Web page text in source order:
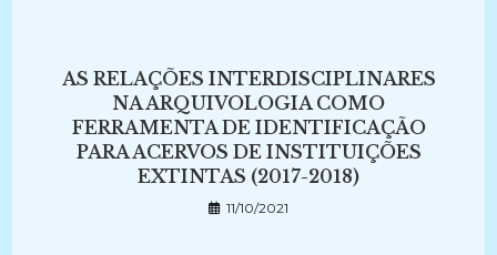
AS RELAÇÕES INTERDISCIPLINARES
NA ARQUIVOLOGIA COMO
FERRAMENTA DE IDENTIFICAÇÃO
PARA ACERVOS DE INSTITUIÇÕES
EXTINTAS (2017-2018)
11/10/2021